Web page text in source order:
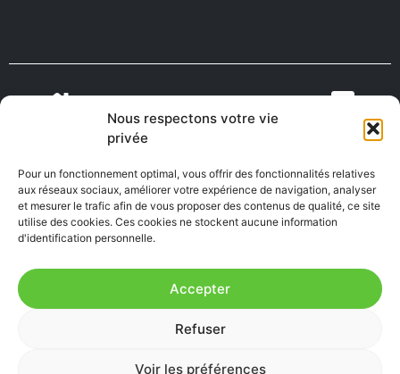
Nous respectons votre vie
privée
Pour un fonctionnement optimal, vous offrir des fonctionnalités relatives
aux réseaux sociaux, améliorer votre expérience de navigation, analyser
et mesurer le trafic afin de vous proposer des contenus de qualité, ce site
utilise des cookies. Ces cookies ne stockent aucune information
d'identification personnelle.
Accepter
Refuser
Voir les préférences
TOURISME
ON RECRUTE EN
AVEYRON
FABRIQUÉ EN
AVEYRON
Mentions Légales|Accessibilité : Partiellement
conforme|Plan du site